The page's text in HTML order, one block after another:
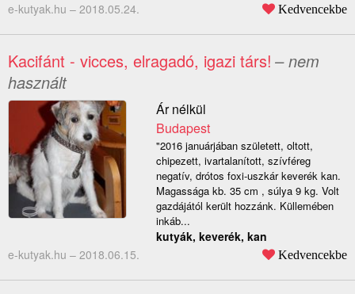
e-kutyak.hu – 2018.05.24. Kedvencekbe
Kacifánt - vicces, elragadó, igazi társ! – nem
használt
Ár nélkül
Budapest
"2016 januárjában született, oltott,
chipezett, ivartalanított, szívféreg
negatív, drótos foxi-uszkár keverék kan.
Magassága kb. 35 cm , súlya 9 kg. Volt
gazdájától került hozzánk. Küllemében
inkáb...
kutyák, keverék, kan
e-kutyak.hu – 2018.06.15. Kedvencekbe